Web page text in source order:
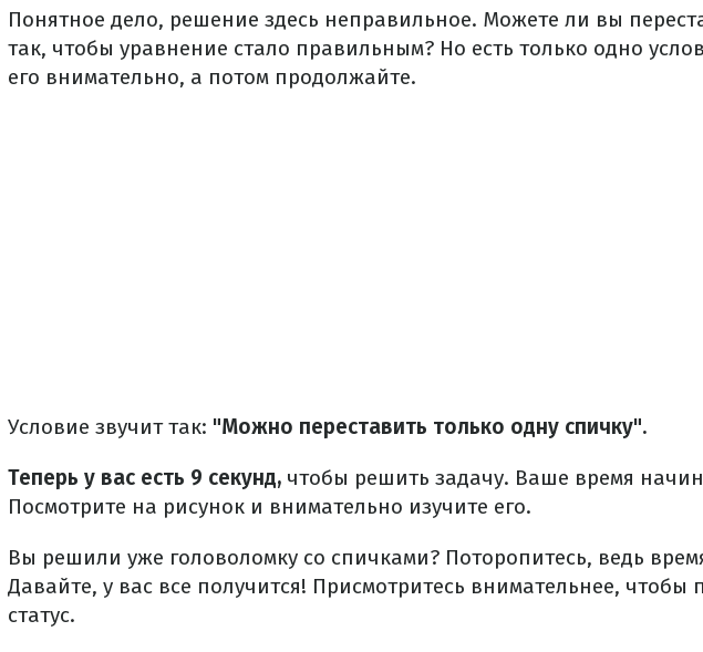
Понятное дело, решение здесь неправильное. Можете ли вы
так, чтобы уравнение стало правильным? Но есть только одно
его внимательно, а потом продолжайте.
Условие звучит так: "Можно переставить только одну спичку".
Теперь у вас есть 9 секунд, чтобы решить задачу. Ваше время
Посмотрите на рисунок и внимательно изучите его.
Вы решили уже головоломку со спичками? Поторопитесь, ведь
Давайте, у вас все получится! Присмотритесь внимательнее, чтобы
статус.